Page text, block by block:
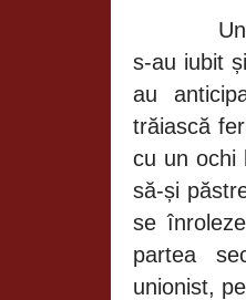
s-au iubit
au
trăiască
cu un ochi
să-și
se
partea
unionist,